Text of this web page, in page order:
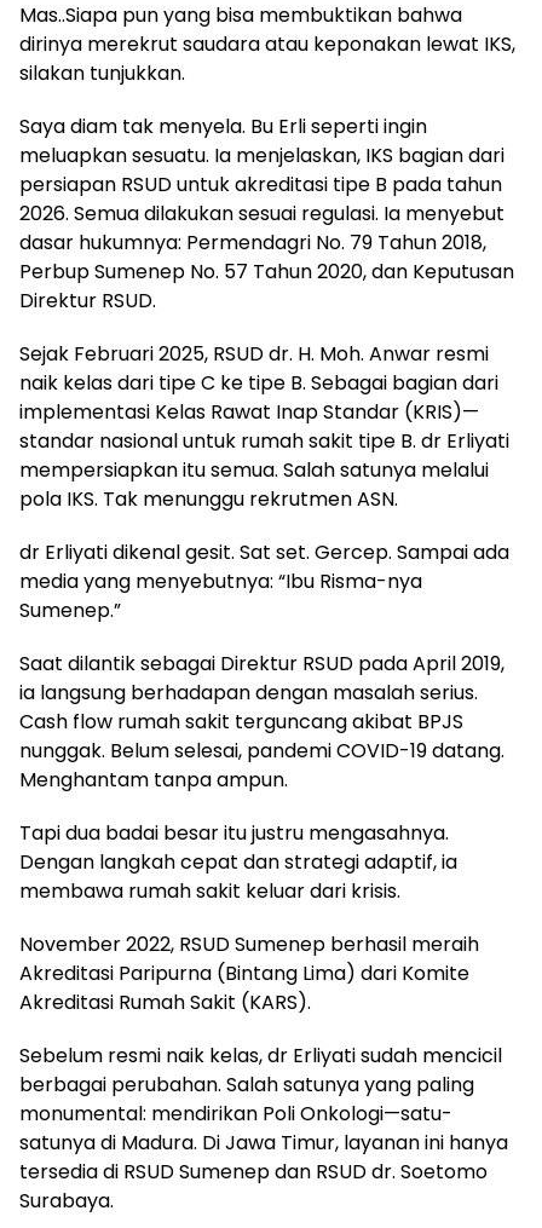
Mas..Siapa pun yang bisa membuktikan bahwa
dirinya merekrut saudara atau keponakan lewat IKS,
silakan tunjukkan.
Saya diam tak menyela. Bu Erli seperti ingin
meluapkan sesuatu. Ia menjelaskan, IKS bagian dari
persiapan RSUD untuk akreditasi tipe B pada tahun
2026. Semua dilakukan sesuai regulasi. Ia menyebut
dasar hukumnya: Permendagri No. 79 Tahun 2018,
Perbup Sumenep No. 57 Tahun 2020, dan Keputusan
Direktur RSUD.
Sejak Februari 2025, RSUD dr. H. Moh. Anwar resmi
naik kelas dari tipe C ke tipe B. Sebagai bagian dari
implementasi Kelas Rawat Inap Standar (KRIS)—
standar nasional untuk rumah sakit tipe B. dr Erliyati
mempersiapkan itu semua. Salah satunya melalui
pola IKS. Tak menunggu rekrutmen ASN.
dr Erliyati dikenal gesit. Sat set. Gercep. Sampai ada
media yang menyebutnya: “Ibu Risma-nya
Sumenep.”
Saat dilantik sebagai Direktur RSUD pada April 2019,
ia langsung berhadapan dengan masalah serius.
Cash flow rumah sakit terguncang akibat BPJS
nunggak. Belum selesai, pandemi COVID-19 datang.
Menghantam tanpa ampun.
Tapi dua badai besar itu justru mengasahnya.
Dengan langkah cepat dan strategi adaptif, ia
membawa rumah sakit keluar dari krisis.
November 2022, RSUD Sumenep berhasil meraih
Akreditasi Paripurna (Bintang Lima) dari Komite
Akreditasi Rumah Sakit (KARS).
Sebelum resmi naik kelas, dr Erliyati sudah mencicil
berbagai perubahan. Salah satunya yang paling
monumental: mendirikan Poli Onkologi—satu-
satunya di Madura. Di Jawa Timur, layanan ini hanya
tersedia di RSUD Sumenep dan RSUD dr. Soetomo
Surabaya.